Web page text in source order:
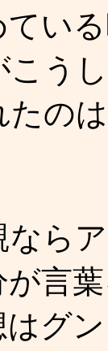
てい
こう
たの
なら
が言
はグ